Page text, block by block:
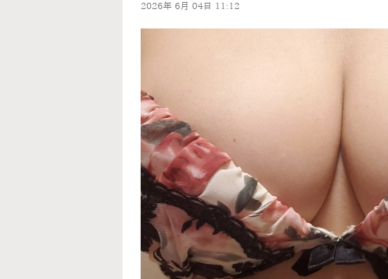
2026年 6月 04日 11:12